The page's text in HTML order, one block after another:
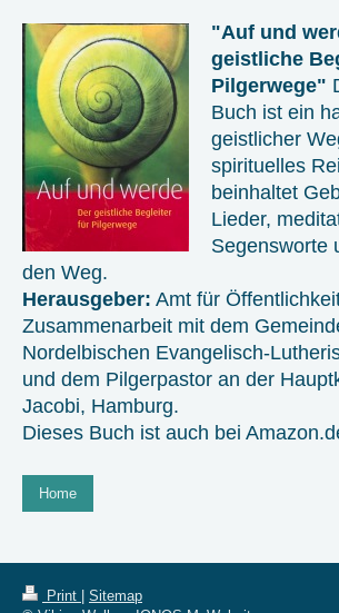
"Auf und
geistliche
Pilgerwege"
Buch ist ein
geistlicher
spirituelles
beinhaltet
Lieder,
Segensworte
den Weg.
Herausgeber: Amt für
Zusammenarbeit mit dem
Nordelbischen Evangelisch-
und dem Pilgerpastor an der
Jacobi, Hamburg.
Dieses Buch ist auch bei
Home
Print
Sitemap